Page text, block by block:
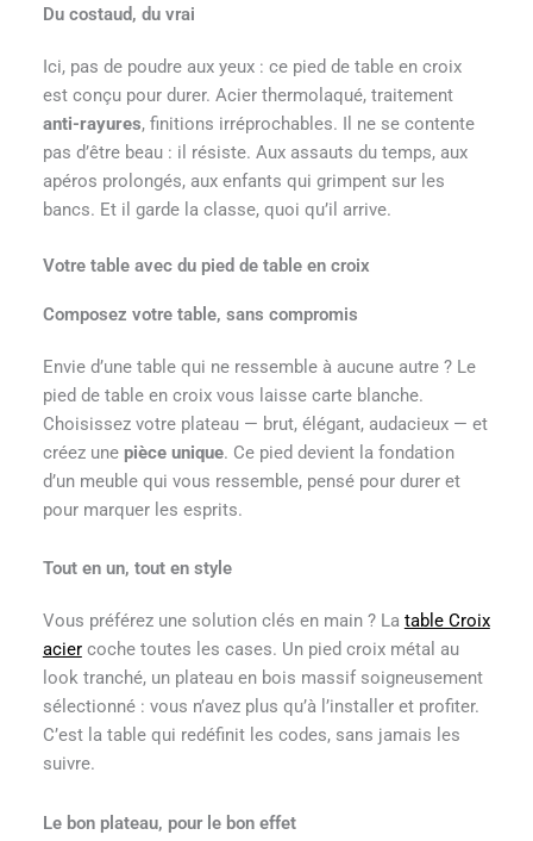
Du costaud, du vrai
Ici, pas de poudre aux yeux : ce pied de table en croix
est conçu pour durer. Acier thermolaqué, traitement
anti-rayures, finitions irréprochables. Il ne se contente
pas d’être beau : il résiste. Aux assauts du temps, aux
apéros prolongés, aux enfants qui grimpent sur les
bancs. Et il garde la classe, quoi qu’il arrive.
Votre table avec du pied de table en croix
Composez votre table, sans compromis
Envie d’une table qui ne ressemble à aucune autre ? Le
pied de table en croix vous laisse carte blanche.
Choisissez votre plateau — brut, élégant, audacieux — et
créez une pièce unique. Ce pied devient la fondation
d’un meuble qui vous ressemble, pensé pour durer et
pour marquer les esprits.
Tout en un, tout en style
Vous préférez une solution clés en main ? La table Croix
aciercoche toutes les cases. Un pied croix métal au
look tranché, un plateau en bois massif soigneusement
sélectionné : vous n’avez plus qu’à l’installer et profiter.
C’est la table qui redéfinit les codes, sans jamais les
suivre.
Le bon plateau, pour le bon effet